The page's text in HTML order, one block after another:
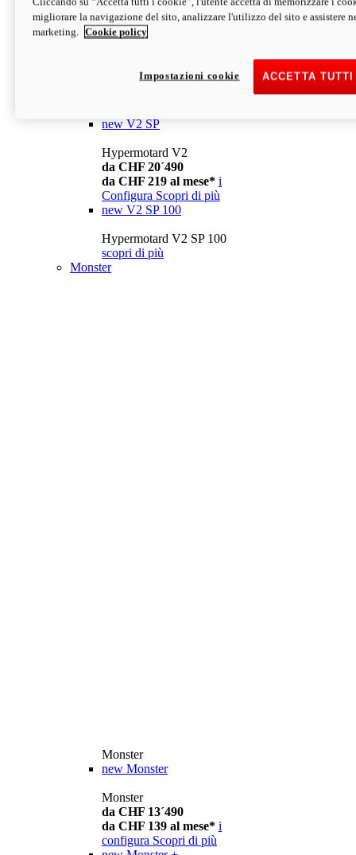
da CHF 13´990
Configura Scopri di più
newV2
da CHF 15´990
new V2 SP
Hypermotard V2
da CHF 20´490
da CHF 219 al mese* i
Configura Scopri di più
new V2 SP 100
Hypermotard V2 SP 100
scopri di più
Monster
Monster
new Monster
Monster
da CHF 13´490
da CHF 139 al mese* i
configura Scopri di più
migliorare la navigazione del sito, analizzare l'utilizzo del sito e assistere
marketing.
Cookie policy
ACCETTA
Impostazioni cookie